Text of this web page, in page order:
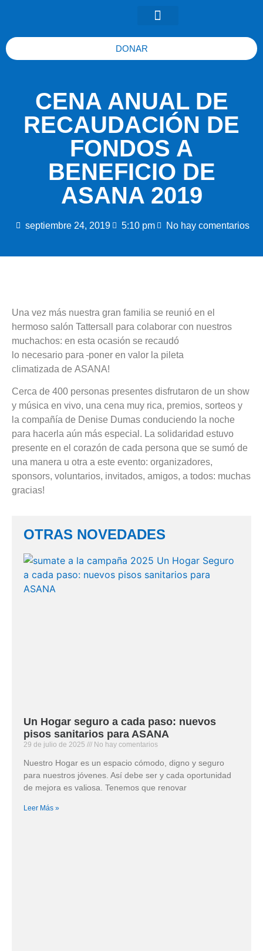
DONAR
CENA ANUAL DE
RECAUDACIÓN DE
FONDOS A
BENEFICIO DE
ASANA 2019
septiembre 24, 2019 5:10 pm No hay comentarios
Una vez más nuestra gran familia se reunió en el
hermoso salón Tattersall para colaborar con nuestros
muchachos: en esta ocasión se recaudó
lo necesario para poner en valor la pileta
climatizada de ASANA!
Cerca de 400 personas presentes disfrutaron de un show
y música en vivo, una cena muy rica, premios, sorteos y
la compañía de Denise Dumas conduciendo la noche
para hacerla aún más especial. La solidaridad estuvo
presente en el corazón de cada persona que se sumó de
una manera u otra a este evento: organizadores,
sponsors, voluntarios, invitados, amigos, a todos: muchas
gracias!
OTRAS NOVEDADES
Un Hogar seguro a cada paso: nuevos
pisos sanitarios para ASANA
29 de julio de 2025 No hay comentarios
Nuestro Hogar es un espacio cómodo, digno y seguro
para nuestros jóvenes. Así debe ser y cada oportunidad
de mejora es valiosa. Tenemos que renovar
Leer Más »